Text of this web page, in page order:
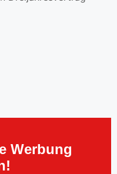
Werbung